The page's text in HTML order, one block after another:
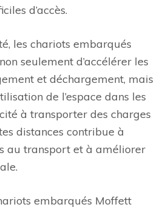
d’accès.
les chariots embarqués
seulement d’accélérer les
et déchargement, mais
de l’espace dans les
à transporter des charges
distances contribue à
au transport et à améliorer
embarqués Moffett